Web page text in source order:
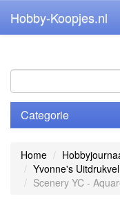
Hobby-Koopjes.nl
Categorie
Home
Yvonne's
Scenery YC -